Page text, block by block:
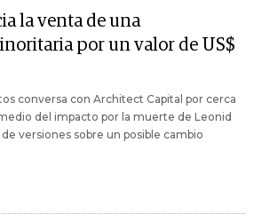
la venta de una
por un valor de US$
conversa con Architect Capital por cerca
del impacto por la muerte de Leonid
versiones sobre un posible cambio